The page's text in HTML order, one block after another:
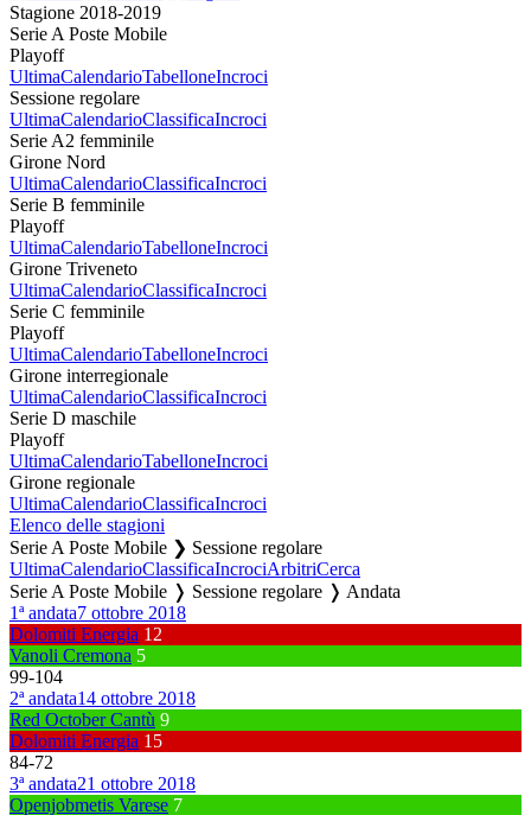
Stagione 2018-2019
Serie A Poste Mobile
Playoff
UltimaCalendarioTabelloneIncroci
Sessione regolare
UltimaCalendarioClassificaIncroci
Serie A2 femminile
Girone Nord
UltimaCalendarioClassificaIncroci
Serie B femminile
Playoff
UltimaCalendarioTabelloneIncroci
Girone Triveneto
UltimaCalendarioClassificaIncroci
Serie C femminile
Playoff
UltimaCalendarioTabelloneIncroci
Girone interregionale
UltimaCalendarioClassificaIncroci
Serie D maschile
Playoff
UltimaCalendarioTabelloneIncroci
Girone regionale
UltimaCalendarioClassificaIncroci
Elenco delle stagioni
Serie A Poste Mobile ❯ Sessione regolare
UltimaCalendarioClassificaIncrociArbitriCerca
Serie A Poste Mobile ❭ Sessione regolare ❭ Andata
1ª andata7 ottobre 2018
Dolomiti Energia 12
Vanoli Cremona 5
99-104
2ª andata14 ottobre 2018
Red October Cantù 9
Dolomiti Energia 15
84-72
3ª andata21 ottobre 2018
Openjobmetis Varese 7